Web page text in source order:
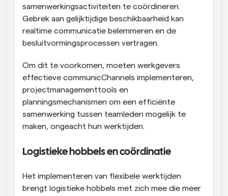
samenwerkingsactiviteiten te coördineren.
Gebrek aan gelijktijdige beschikbaarheid kan
realtime communicatie belemmeren en de
besluitvormingsprocessen vertragen.
Om dit te voorkomen, moeten werkgevers
effectieve communicChannels implementeren,
projectmanagementtools en
planningsmechanismen om een efficiënte
samenwerking tussen teamleden mogelijk te
maken, ongeacht hun werktijden.
Logistieke hobbels en coördinatie
Het implementeren van flexibele werktijden
brengt logistieke hobbels met zich mee die meer